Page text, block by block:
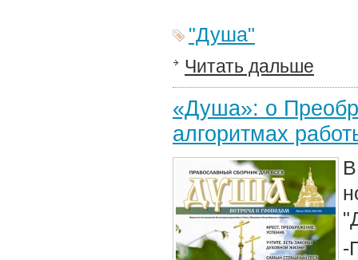
"Душа"
Читать дальше
«Душа»: о
алгоритмах
-